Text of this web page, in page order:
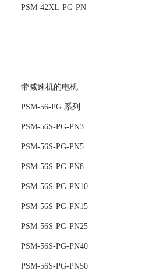
PSM-42XL-PG-PN
带减速机的电机
PSM-56-PG 系列
PSM-56S-PG-PN3
PSM-56S-PG-PN5
PSM-56S-PG-PN8
PSM-56S-PG-PN10
PSM-56S-PG-PN15
PSM-56S-PG-PN25
PSM-56S-PG-PN40
PSM-56S-PG-PN50